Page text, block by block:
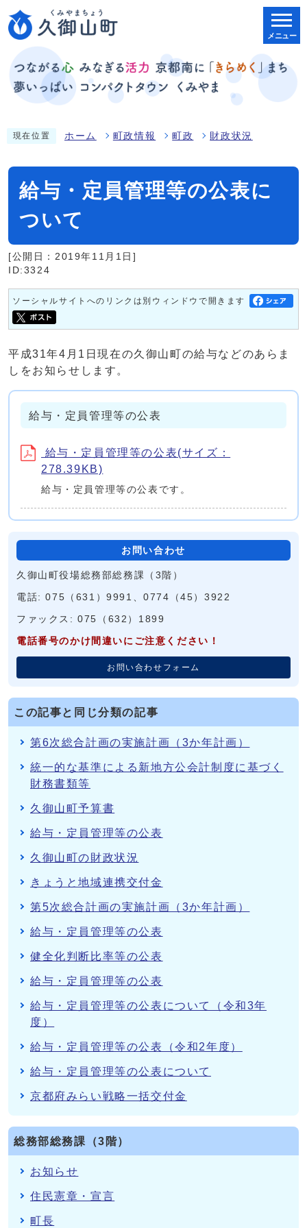
メニュー
現在位置 ホーム 町政情報 町政 財政状況
給与・定員管理等の公表に
ついて
[公開日：2019年11月1日]
ID:3324
ソーシャルサイトへのリンクは別ウィンドウで開きます
平成31年4月1日現在の久御山町の給与などのあらま
しをお知らせします。
給与・定員管理等の公表
給与・定員管理等の公表(サイズ：
278.39KB)
給与・定員管理等の公表です。
お問い合わせ
久御山町役場総務部総務課（3階）
電話: 075（631）9991、0774（45）3922
ファックス: 075（632）1899
電話番号のかけ間違いにご注意ください！
お問い合わせフォーム
この記事と同じ分類の記事
第6次総合計画の実施計画（3か年計画）
統一的な基準による新地方公会計制度に基づく
財務書類等
久御山町予算書
給与・定員管理等の公表
久御山町の財政状況
きょうと地域連携交付金
第5次総合計画の実施計画（3か年計画）
給与・定員管理等の公表
健全化判断比率等の公表
給与・定員管理等の公表
給与・定員管理等の公表について（令和3年
度）
給与・定員管理等の公表（令和2年度）
給与・定員管理等の公表について
京都府みらい戦略一括交付金
総務部総務課（3階）
お知らせ
住民憲章・宣言
町長